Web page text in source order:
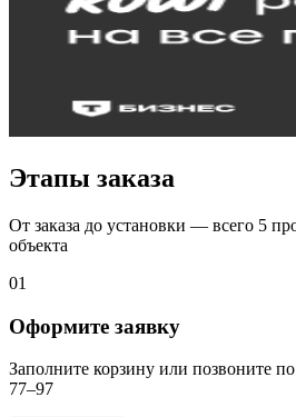
Этапы заказа
От заказа до установки — всего 5
объекта
01
Оформите заявку
Заполните корзину или позвоните
77–97